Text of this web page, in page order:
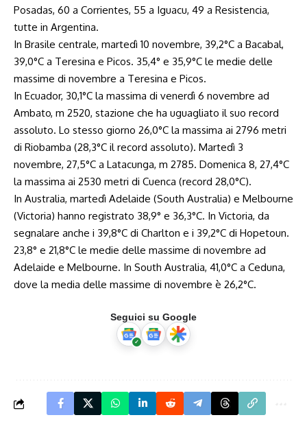
Posadas, 60 a Corrientes, 55 a Iguacu, 49 a Resistencia,
tutte in Argentina.
In Brasile centrale, martedì 10 novembre, 39,2°C a Bacabal,
39,0°C a Teresina e Picos. 35,4° e 35,9°C le medie delle
massime di novembre a Teresina e Picos.
In Ecuador, 30,1°C la massima di venerdì 6 novembre ad
Ambato, m 2520, stazione che ha uguagliato il suo record
assoluto. Lo stesso giorno 26,0°C la massima ai 2796 metri
di Riobamba (28,3°C il record assoluto). Martedì 3
novembre, 27,5°C a Latacunga, m 2785. Domenica 8, 27,4°C
la massima ai 2530 metri di Cuenca (record 28,0°C).
In Australia, martedì Adelaide (South Australia) e Melbourne
(Victoria) hanno registrato 38,9° e 36,3°C. In Victoria, da
segnalare anche i 39,8°C di Charlton e i 39,2°C di Hopetoun.
23,8° e 21,8°C le medie delle massime di novembre ad
Adelaide e Melbourne. In South Australia, 41,0°C a Ceduna,
dove la media delle massime di novembre è 26,2°C.
Seguici su Google